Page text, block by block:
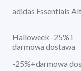
adidas Essentials
Halloweek -25% i
darmowa dostawa
-25%+darmowa